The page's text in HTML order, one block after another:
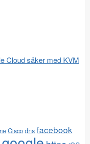
Cloud säker med KVM
Cisco dns facebook